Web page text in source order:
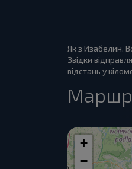
Як з Изабелин,
Звідки
відстань у
+
−